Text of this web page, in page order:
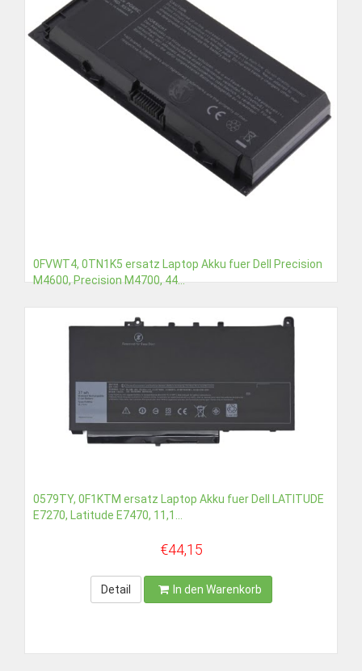
0FVWT4, 0TN1K5 ersatz Laptop Akku fuer Dell Precision
M4600, Precision M4700, 44...
0579TY, 0F1KTM ersatz Laptop Akku fuer Dell LATITUDE
E7270, Latitude E7470, 11,1...
€44,15
Detail In den Warenkorb